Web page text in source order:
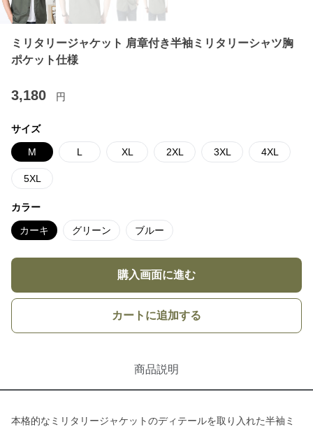
ミリタリージャケット 肩章付き半袖ミリタリーシャツ胸
ポケット仕様
3,180 円
サイズ
M L XL 2XL 3XL 4XL
5XL
カラー
カーキ グリーン ブルー
購入画面に進む
カートに追加する
商品説明
本格的なミリタリージャケットのディテールを取り入れた半袖ミ